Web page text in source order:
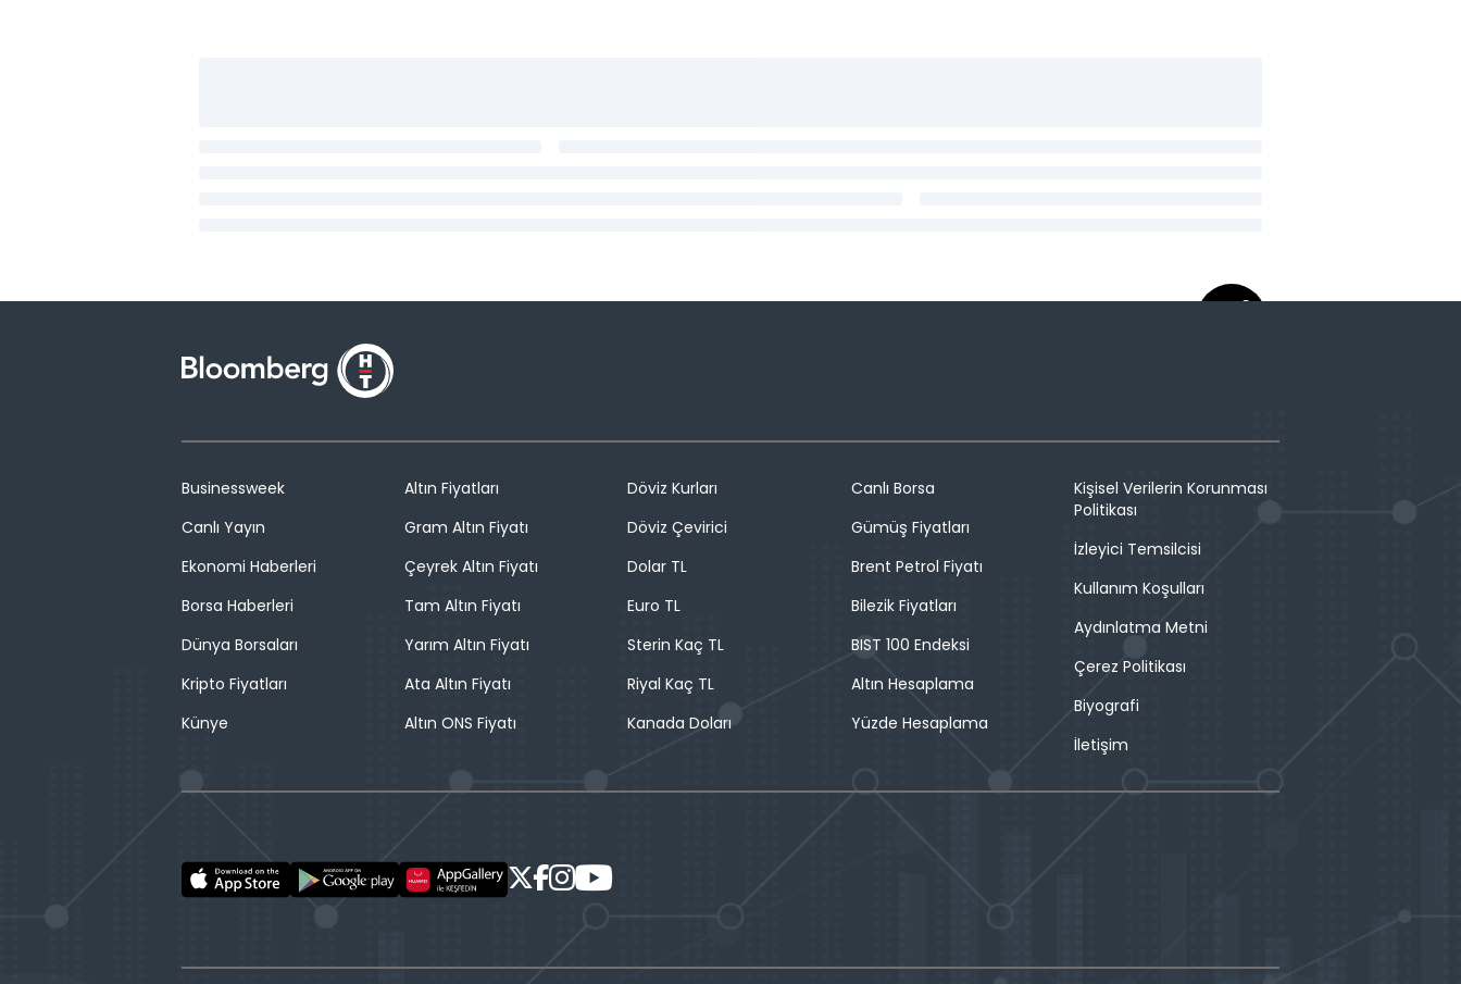
Businessweek
Canlı Yayın
Ekonomi Haberleri
Borsa Haberleri
Dünya Borsaları
Kripto Fiyatları
Künye
Altın Fiyatları
Gram Altın Fiyatı
Çeyrek Altın Fiyatı
Tam Altın Fiyatı
Yarım Altın Fiyatı
Ata Altın Fiyatı
Altın ONS Fiyatı
Döviz Kurları
Döviz Çevirici
Dolar TL
Euro TL
Sterin Kaç TL
Riyal Kaç TL
Kanada Doları
Canlı Borsa
Gümüş Fiyatları
Brent Petrol Fiyatı
Bilezik Fiyatları
BIST 100 Endeksi
Altın Hesaplama
Yüzde Hesaplama
Kişisel Verilerin Korunması
Politikası
İzleyici Temsilcisi
Kullanım Koşulları
Aydınlatma Metni
Çerez Politikası
Biyografi
İletişim